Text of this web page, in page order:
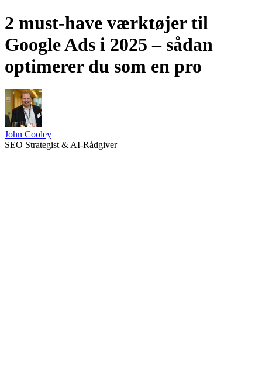
2 must‑have værktøjer til
Google Ads i 2025 – sådan
optimerer du som en pro
John Cooley
SEO Strategist & AI-Rådgiver